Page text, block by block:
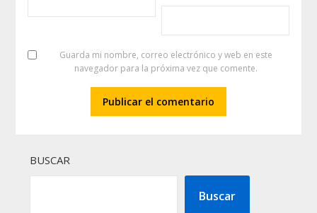
Guarda mi nombre, correo electrónico y web en este
navegador para la próxima vez que comente.
BUSCAR
Buscar